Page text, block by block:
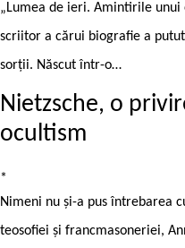
„Lumea de ieri. Amintirile unui
scriitor a cărui biografie a
sorţii. Născut într-o…
Nietzsche, o
ocultism
*
Nimeni nu și-a pus întrebarea
teosofiei și francmasoneriei,